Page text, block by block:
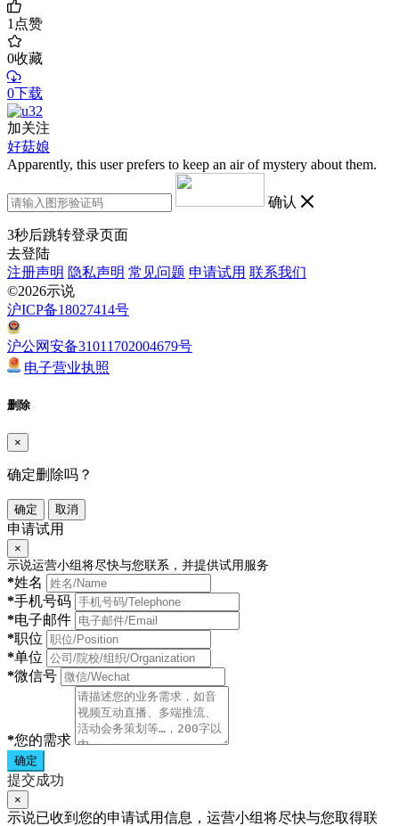
1点赞
0收藏
0下载
加关注
好菇娘
Apparently, this user prefers to keep an air of mystery about them.
确认
3秒后跳转登录页面
去登陆
注册声明 隐私声明 常见问题 申请试用 联系我们
©2026示说
沪ICP备18027414号
沪公网安备31011702004679号
电子营业执照
删除
×
确定删除吗？
确定 取消
申请试用
×
示说运营小组将尽快与您联系，并提供试用服务
*姓名
*手机号码
*电子邮件
*职位
*单位
*微信号
*您的需求
确定
提交成功
×
示说已收到您的申请试用信息，运营小组将尽快与您取得联